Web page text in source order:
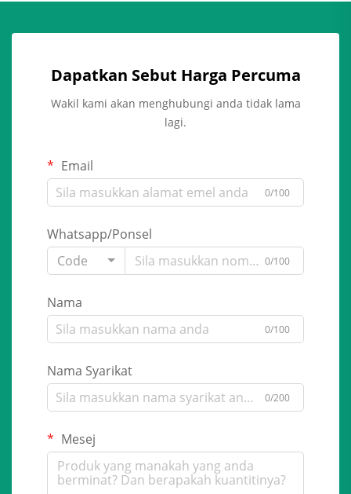
Dapatkan Sebut Harga Percuma
Wakil kami akan menghubungi anda tidak lama
lagi.
Email
0/100
Whatsapp/Ponsel
Code
0/100
Nama
0/100
Nama Syarikat
0/200
Mesej